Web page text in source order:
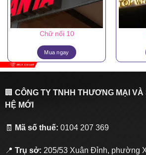
Chữ nổi 10
Mua ngay
🏢 CÔNG TY TNHH THƯƠNG MẠI
HỆ MỚI
🧾 Mã số thuế: 0104 207 369
📍 Trụ sở: 205/53 Xuân Đỉnh, phường